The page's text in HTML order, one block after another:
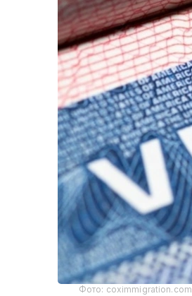
Фото: coximmigration.com